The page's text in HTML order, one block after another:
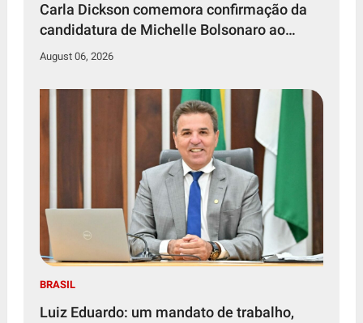
Carla Dickson comemora confirmação da
candidatura de Michelle Bolsonaro ao
Senado Federal
August 06, 2026
BRASIL
Luiz Eduardo: um mandato de trabalho,